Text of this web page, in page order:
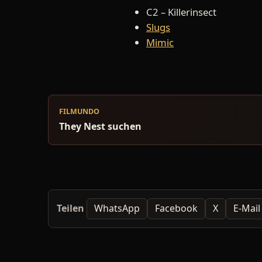
C2 – Killerinsect
Slugs
Mimic
FILMUNDO
They Nest suchen
Teilen WhatsApp Facebook X E-Mail